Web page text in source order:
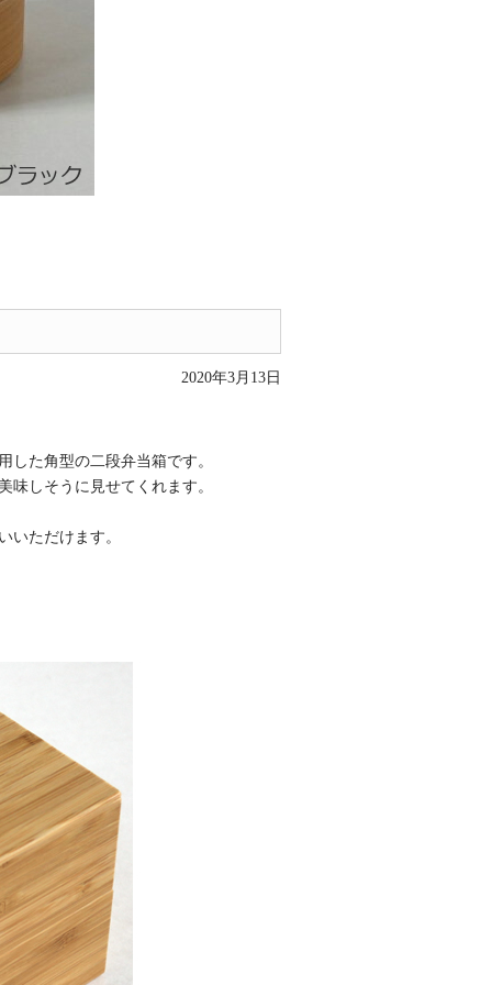
2020年3月13日
した角型の二段弁当箱です。
味しそうに見せてくれます。
いただけます。